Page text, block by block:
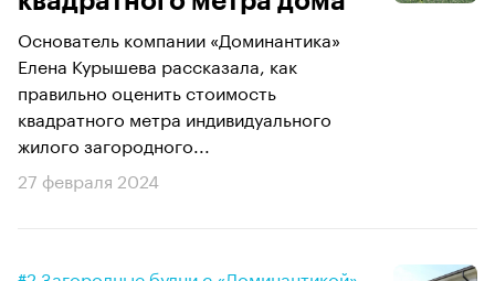
Основатель компании «Доминантика»
Елена Курышева рассказала, как
правильно оценить стоимость
квадратного метра индивидуального
жилого загородного...
27 февраля 2024